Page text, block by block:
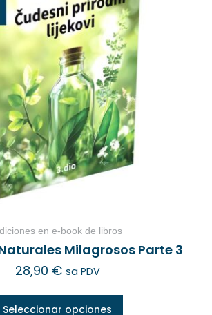
en e-book de libros
Milagrosos Parte 3
28,90 € sa PDV
Seleccionar opciones